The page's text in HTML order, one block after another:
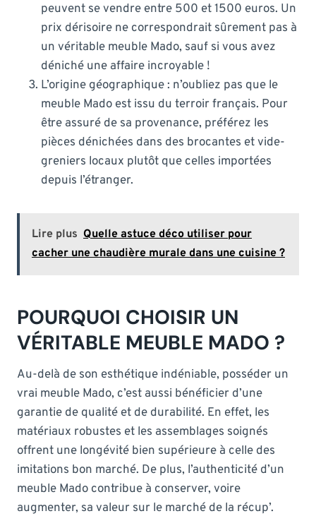
peuvent se vendre entre 500 et 1500 euros. Un
prix dérisoire ne correspondrait sûrement pas à
un véritable meuble Mado, sauf si vous avez
déniché une affaire incroyable !
L’origine géographique : n’oubliez pas que le
meuble Mado est issu du terroir français. Pour
être assuré de sa provenance, préférez les
pièces dénichées dans des brocantes et vide-
greniers locaux plutôt que celles importées
depuis l’étranger.
Lire plus Quelle astuce déco utiliser pour
cacher une chaudière murale dans une cuisine ?
POURQUOI CHOISIR UN
VÉRITABLE MEUBLE MADO ?
Au-delà de son esthétique indéniable, posséder un
vrai meuble Mado, c’est aussi bénéficier d’une
garantie de qualité et de durabilité. En effet, les
matériaux robustes et les assemblages soignés
offrent une longévité bien supérieure à celle des
imitations bon marché. De plus, l’authenticité d’un
meuble Mado contribue à conserver, voire
augmenter, sa valeur sur le marché de la récup’.